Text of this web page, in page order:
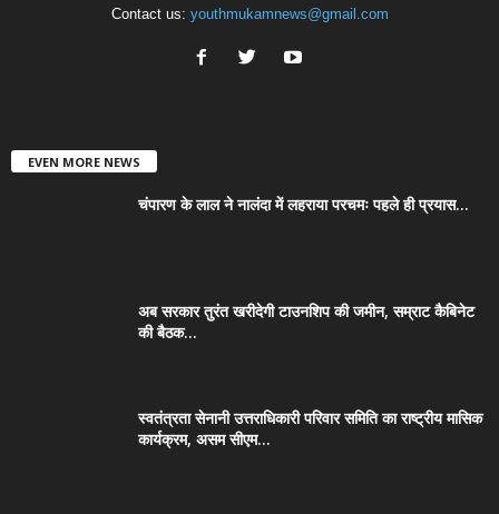
Contact us: youthmukamnews@gmail.com
EVEN MORE NEWS
चंपारण के लाल ने नालंदा में लहराया परचमः पहले ही प्रयास...
अब सरकार तुरंत खरीदेगी टाउनशिप की जमीन, सम्राट कैबिनेट
की बैठक...
स्वतंत्रता सेनानी उत्तराधिकारी परिवार समिति का राष्ट्रीय मासिक
कार्यक्रम, असम सीएम...